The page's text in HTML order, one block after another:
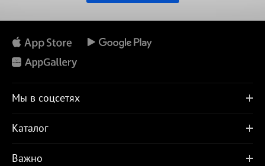
Мы в соцсетях
Каталог
Важно